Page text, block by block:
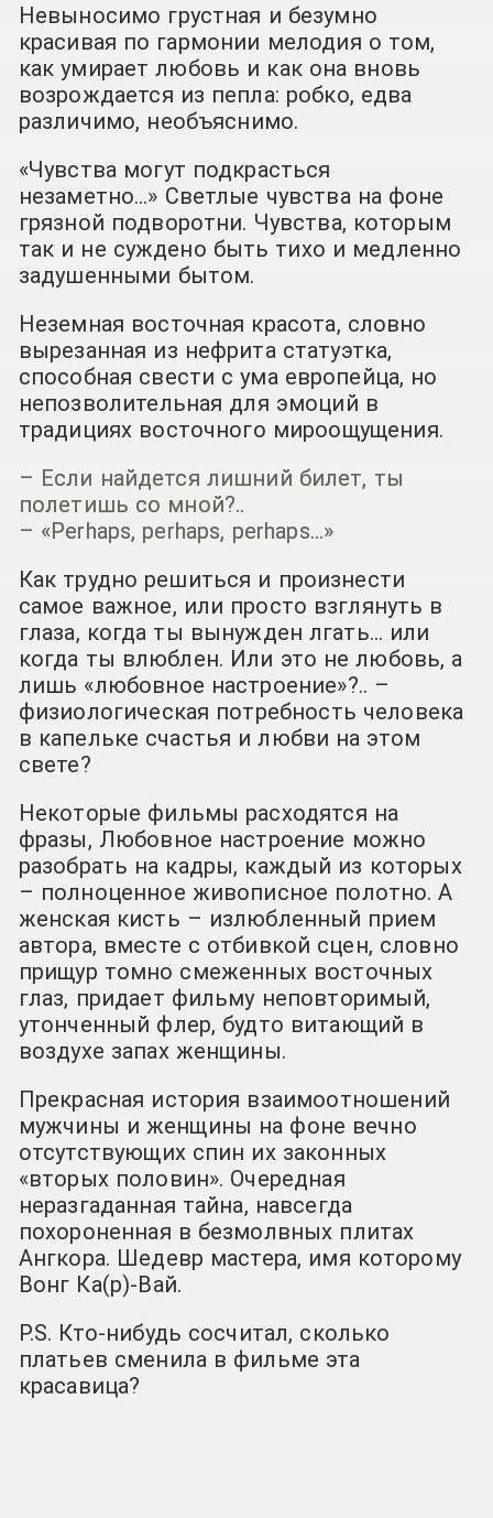
Невыносимо грустная и безумно
красивая по гармонии мелодия о том,
как умирает любовь и как она вновь
возрождается из пепла: робко, едва
различимо, необъяснимо.
«Чувства могут подкрасться
незаметно…» Светлые чувства на фоне
грязной подворотни. Чувства, которым
так и не суждено быть тихо и медленно
задушенными бытом.
Неземная восточная красота, словно
вырезанная из нефрита статуэтка,
способная свести с ума европейца, но
непозволительная для эмоций в
традициях восточного мироощущения.
– Если найдется лишний билет, ты
полетишь со мной?..
– «Perhaps, perhaps, perhaps…»
Как трудно решиться и произнести
самое важное, или просто взглянуть в
глаза, когда ты вынужден лгать… или
когда ты влюблен. Или это не любовь, а
лишь «любовное настроение»?.. –
физиологическая потребность человека
в капельке счастья и любви на этом
свете?
Некоторые фильмы расходятся на
фразы, Любовное настроение можно
разобрать на кадры, каждый из которых
– полноценное живописное полотно. А
женская кисть – излюбленный прием
автора, вместе с отбивкой сцен, словно
прищур томно смеженных восточных
глаз, придает фильму неповторимый,
утонченный флер, будто витающий в
воздухе запах женщины.
Прекрасная история взаимоотношений
мужчины и женщины на фоне вечно
отсутствующих спин их законных
«вторых половин». Очередная
неразгаданная тайна, навсегда
похороненная в безмолвных плитах
Ангкора. Шедевр мастера, имя которому
Вонг Ка(р)-Вай.
P.S. Кто-нибудь сосчитал, сколько
платьев сменила в фильме эта
красавица?